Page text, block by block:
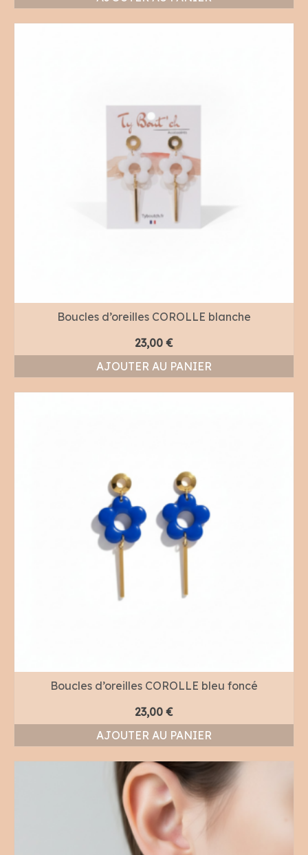
Boucles d’oreilles COROLLE blanche
23,00 €
AJOUTER AU PANIER
Boucles d’oreilles COROLLE bleu foncé
23,00 €
AJOUTER AU PANIER